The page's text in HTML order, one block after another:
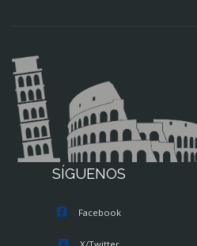
SÍGUENOS
Facebook